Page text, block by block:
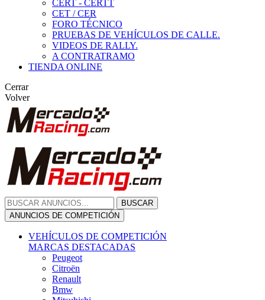
CERT - CERTT
CET / CER
FORO TÉCNICO
PRUEBAS DE VEHÍCULOS DE CALLE.
VIDEOS DE RALLY.
A CONTRATRAMO
TIENDA ONLINE
Cerrar
Volver
BUSCAR
ANUNCIOS DE COMPETICIÓN
VEHÍCULOS DE COMPETICIÓN
MARCAS DESTACADAS
Peugeot
Citroën
Renault
Bmw